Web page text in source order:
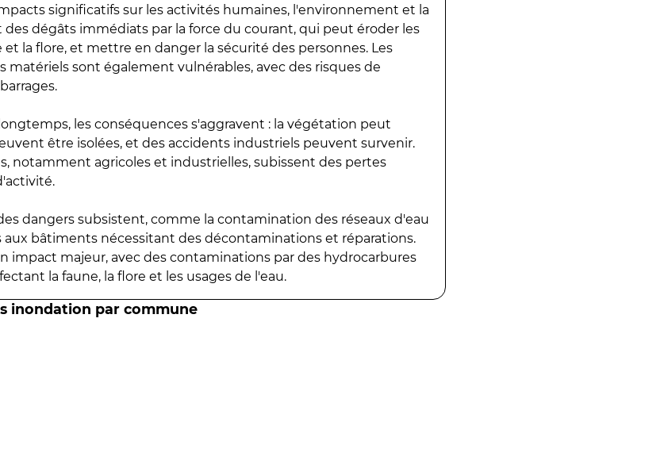
significatifs sur les activités humaines, l'environnement et la
des dégâts immédiats par la force du courant, qui peut éroder les
la flore, et mettre en danger la sécurité des personnes. Les
matériels sont également vulnérables, avec des risques de
les conséquences s'aggravent : la végétation peut
être isolées, et des accidents industriels peuvent survenir.
notamment agricoles et industrielles, subissent des pertes
dangers subsistent, comme la contamination des réseaux d'eau
bâtiments nécessitant des décontaminations et réparations.
impact majeur, avec des contaminations par des hydrocarbures
la faune, la flore et les usages de l'eau.
inondation par commune